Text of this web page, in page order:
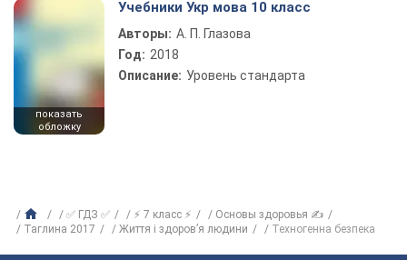
показать
обложку
Учебники Укр мова 10 класс
Авторы: А. П. Глазова
Год: 2018
Описание: Уровень стандарта
✅ ГДЗ ✅ ⚡ 7 класс ⚡
Основы здоровья ✍
Таглина 2017
Життя і здоров’я людини Техногенна безпека